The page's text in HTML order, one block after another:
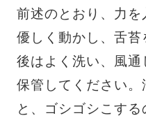
前述のとおり、力
優しく動かし、舌
後はよく洗い、風
保管してください
と、ゴシゴシこす